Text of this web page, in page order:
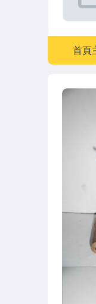
首頁